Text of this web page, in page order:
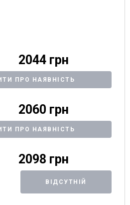
2044 грн
ПРО НАЯВНІСТЬ
2060 грн
ПРО НАЯВНІСТЬ
2098 грн
ВІДСУТНІЙ